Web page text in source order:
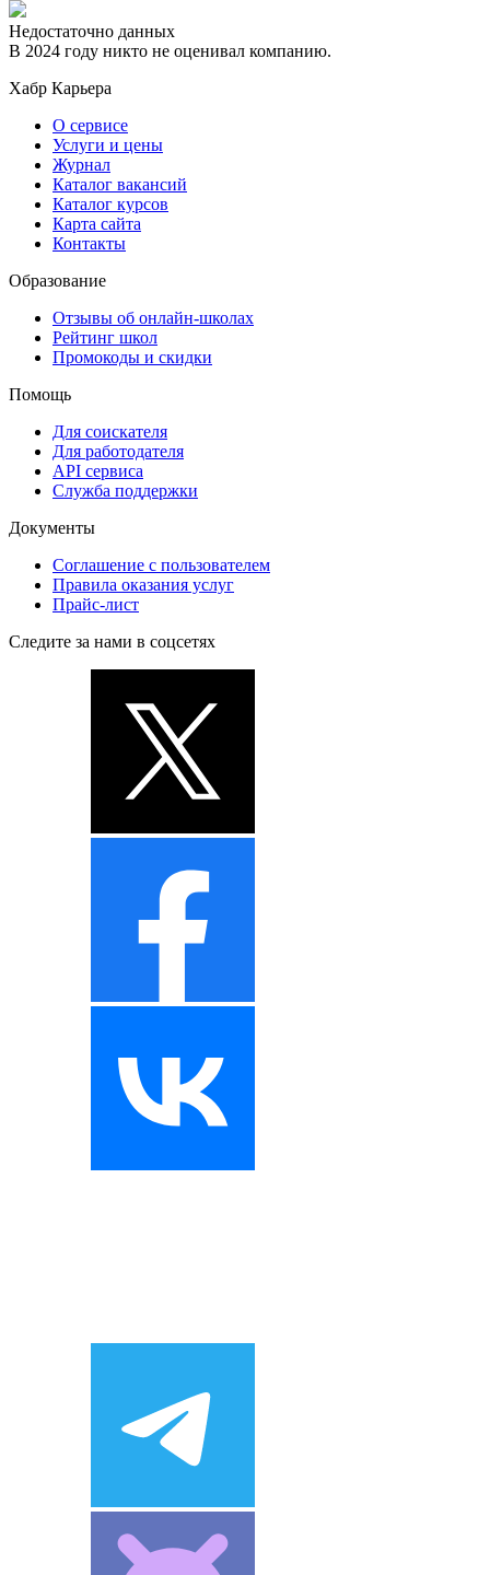
Недостаточно данных
В 2024 году никто не оценивал компанию.
Хабр Карьера
О сервисе
Услуги и цены
Журнал
Каталог вакансий
Каталог курсов
Карта сайта
Контакты
Образование
Отзывы об онлайн-школах
Рейтинг школ
Промокоды и скидки
Помощь
Для соискателя
Для работодателя
API сервиса
Служба поддержки
Документы
Соглашение с пользователем
Правила оказания услуг
Прайс-лист
Следите за нами в соцсетях